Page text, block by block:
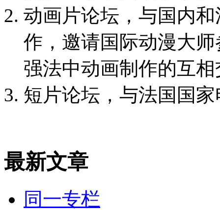
动画片论坛，与国内
作，邀请国际动漫大
强法中动画制作的互
短片论坛，与法国国
最新文章
同一专栏